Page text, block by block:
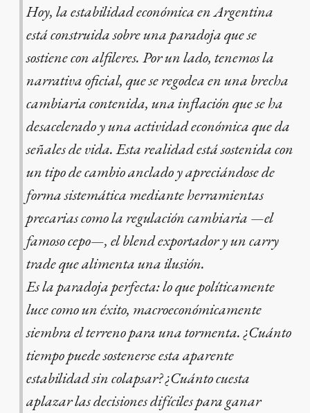
Hoy, la estabilidad económica en Argentina
está construida sobre una paradoja que se
sostiene con alfileres. Por un lado, tenemos la
narrativa oficial, que se regodea en una brecha
cambiaria contenida, una inflación que se ha
desacelerado y una actividad económica que da
señales de vida. Esta realidad está sostenida con
un tipo de cambio anclado y apreciándose de
forma sistemática mediante herramientas
precarias como la regulación cambiaria —el
famoso cepo—, el blend exportador y un carry
trade que alimenta una ilusión.
Es la paradoja perfecta: lo que políticamente
luce como un éxito, macroeconómicamente
siembra el terreno para una tormenta. ¿Cuánto
tiempo puede sostenerse esta aparente
estabilidad sin colapsar? ¿Cuánto cuesta
aplazar las decisiones difíciles para ganar